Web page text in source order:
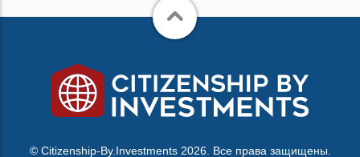
© Citizenship-By.Investments 2026. Все права защищены.